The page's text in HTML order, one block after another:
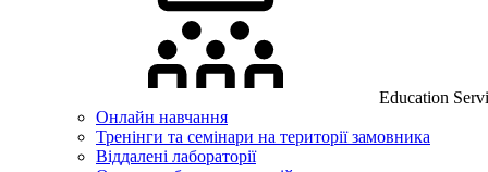
Education
Онлайн навчання
Тренінги та семінари на території замовника
Віддалені лабораторії